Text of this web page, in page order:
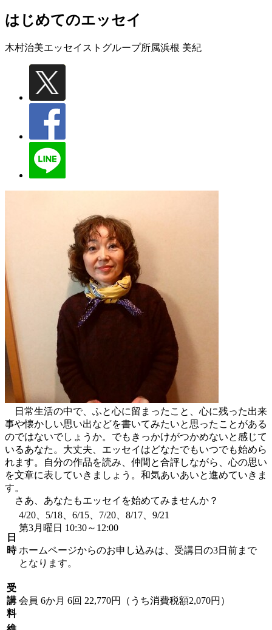
はじめてのエッセイ
木村治美エッセイストグループ所属浜根 美紀
日常生活の中で、ふと心に留まったこと、心に残った出来
事や懐かしい思い出などを書いてみたいと思ったことがある
のではないでしょうか。でもきっかけがつかめないと感じて
いるあなた。大丈夫、エッセイはどなたでもいつでも始めら
れます。自分の作品を読み、仲間と合評しながら、心の思い
を文章に表していきましょう。和気あいあいと進めていきま
す。
さあ、あなたもエッセイを始めてみませんか？
日
時
4/20、5/18、6/15、7/20、8/17、9/21
第3月曜日 10:30～12:00
ホームページからのお申し込みは、受講日の3日前まで
となります。
受
講
料
会員 6か月 6回 22,770円（うち消費税額2,070円）